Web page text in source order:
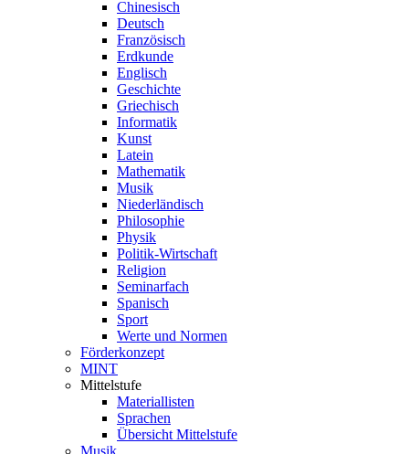
Chinesisch
Deutsch
Französisch
Erdkunde
Englisch
Geschichte
Griechisch
Informatik
Kunst
Latein
Mathematik
Musik
Niederländisch
Philosophie
Physik
Politik-Wirtschaft
Religion
Seminarfach
Spanisch
Sport
Werte und Normen
Förderkonzept
MINT
Mittelstufe
Materiallisten
Sprachen
Übersicht Mittelstufe
Musik